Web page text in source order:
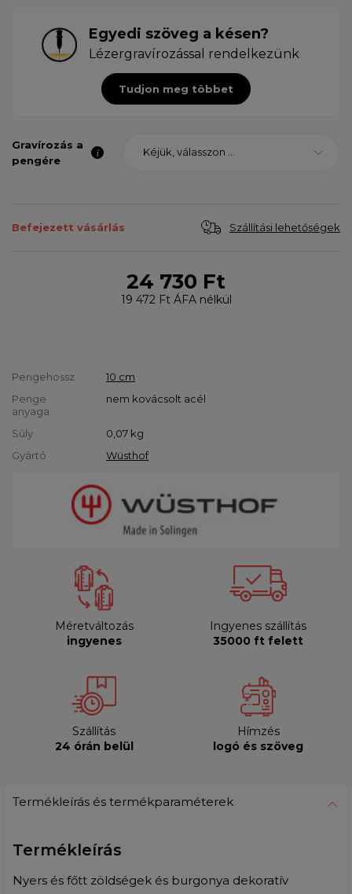
Egyedi szöveg a késen?
Lézergravírozással rendelkezünk
Tudjon meg többet
Gravírozás a
pengére
Kéjük, válasszon ...
Befejezett vásárlás Szállítási lehetőségek
24 730 Ft
19 472 FtÁFA nélkül
Pengehossz
10 cm
Penge
anyaga
nem kovácsolt acél
Súly 0,07 kg
Gyártó
Wüsthof
Méretváltozás
ingyenes
Ingyenes szállítás
35000 ft felett
Szállítás
24 órán belül
Hímzés
logó és szöveg
Termékleírás és termékparaméterek
Termékleírás
Nyers és főtt zöldségek és burgonya dekoratív